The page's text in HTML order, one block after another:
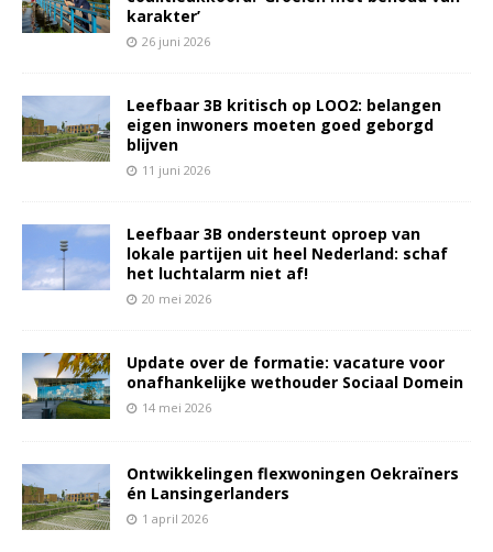
karakter’
26 juni 2026
Leefbaar 3B kritisch op LOO2: belangen
eigen inwoners moeten goed geborgd
blijven
11 juni 2026
Leefbaar 3B ondersteunt oproep van
lokale partijen uit heel Nederland: schaf
het luchtalarm niet af!
20 mei 2026
Update over de formatie: vacature voor
onafhankelijke wethouder Sociaal Domein
14 mei 2026
Ontwikkelingen flexwoningen Oekraïners
én Lansingerlanders
1 april 2026